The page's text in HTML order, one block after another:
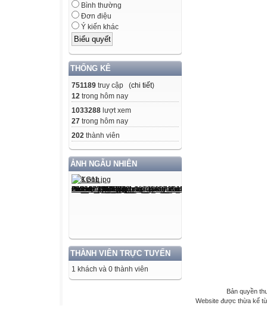
Bình thường
Đơn điệu
Ý kiến khác
THỐNG KÊ
751189 truy cập (chi tiết)
12 trong hôm nay
1033288 lượt xem
27 trong hôm nay
202 thành viên
ẢNH NGẪU NHIÊN
THÀNH VIÊN TRỰC TUYẾN
1 khách và 0 thành viên
Bản quyền
Website được thừa kế